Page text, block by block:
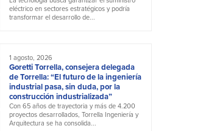
eléctrico en sectores estratégicos y podría
transformar el desarrollo de...
1 agosto, 2026
Goretti Torrella, consejera delegada
de Torrella: “El futuro de la ingeniería
industrial pasa, sin duda, por la
construcción industrializada”
Con 65 años de trayectoria y más de 4.200
proyectos desarrollados, Torrella Ingeniería y
Arquitectura se ha consolida...